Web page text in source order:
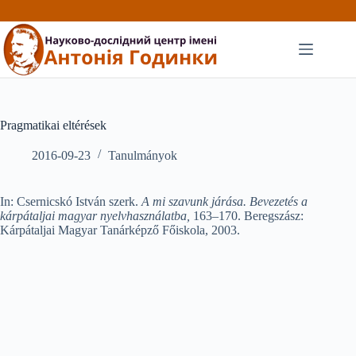
до
вмісту
Pragmatikai eltérések
2016-09-23 Tanulmányok
In: Csernicskó István szerk. A mi szavunk járása. Bevezetés a
kárpátaljai magyar nyelvhasználatba, 163–170. Beregszász:
Kárpátaljai Magyar Tanárképző Főiskola, 2003.